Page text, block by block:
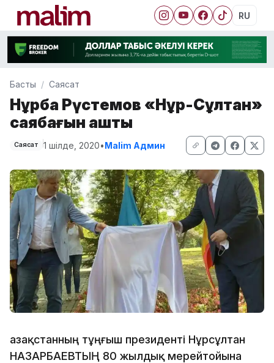
RU
Басты Саясат
Нұрбақ Рүстемов «Нұр-Сұлтан»
саябағын ашты
Саясат 1 шілде, 2020•Malim Админ
Қазақстанның тұңғыш президенті Нұрсұлтан
НАЗАРБАЕВТЫҢ 80 жылдық мерейтойына